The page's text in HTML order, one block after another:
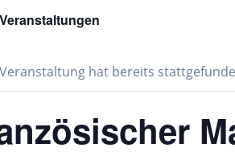
hat bereits